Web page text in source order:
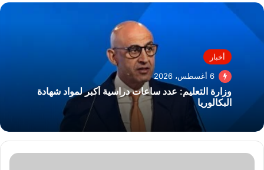
أخبار
6 أغسطس، 2026
وزارة التعليم: عدد ساعات دراسية أكبر لمواد شهادة
البكالوريا
رئيس